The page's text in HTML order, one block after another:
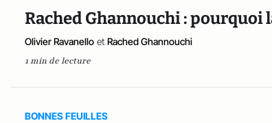
Rached Ghannouchi : pourquoi
Olivier Ravanello et Rached Ghannouchi
1 min de lecture
BONNES FEUILLES